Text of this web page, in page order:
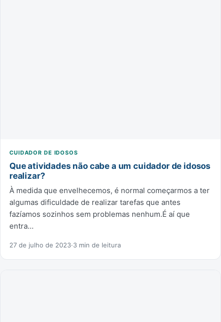
CUIDADOR DE IDOSOS
Que atividades não cabe a um cuidador de idosos
realizar?
À medida que envelhecemos, é normal começarmos a ter
algumas dificuldade de realizar tarefas que antes
fazíamos sozinhos sem problemas nenhum.É aí que
entra…
27 de julho de 2023·3 min de leitura